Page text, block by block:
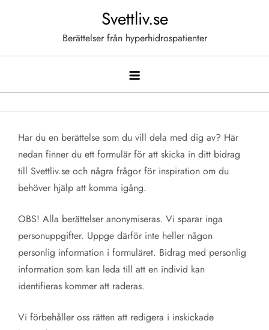
Svettliv.se
Berättelser från hyperhidrospatienter
Har du en berättelse som du vill dela med dig av? Här
nedan finner du ett formulär för att skicka in ditt bidrag
till Svettliv.se och några frågor för inspiration om du
behöver hjälp att komma igång.
OBS! Alla berättelser anonymiseras. Vi sparar inga
personuppgifter. Uppge därför inte heller någon
personlig information i formuläret. Bidrag med personlig
information som kan leda till att en individ kan
identifieras kommer att raderas.
Vi förbehåller oss rätten att redigera i inskickade